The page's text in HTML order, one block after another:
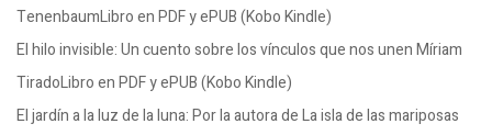
TenenbaumLibro en PDF y ePUB (Kobo Kindle)
El hilo invisible: Un cuento sobre los vínculos que nos unen Míriam
TiradoLibro en PDF y ePUB (Kobo Kindle)
El jardín a la luz de la luna: Por la autora de La isla de las mariposas